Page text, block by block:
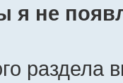
я не